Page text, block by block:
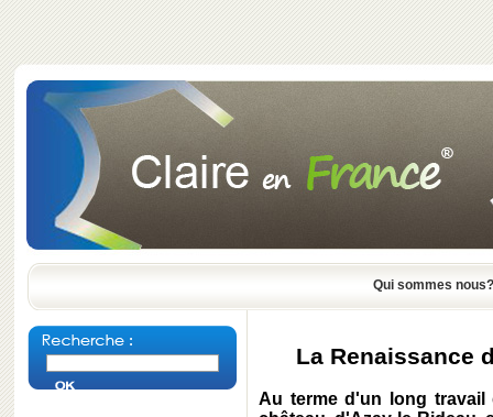
Qui sommes nous?
La Renaissance
Au terme d'un long travail